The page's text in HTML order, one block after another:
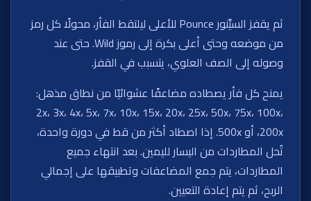
ثم يقفز السيِّنور Pounce للأعلى ليلتقط الفأر، محولًا كل رمز
من موضعه وحتى أعلى بكرة إلى رموز Wild. حتى عند
وصوله إلى الصف العلوي، يتسبب في القفز.
يمنح كل فأر يصطاده مضاعفًا عشوائيًا من نطاق مذهل:
2x، 3x، 4x، 5x، 7x، 10x، 15x، 20x، 25x، 50x، 75x، 100x،
200x، أو 500x. إذا اصطاد أكثر من قط في دورة واحدة،
تُحل المطاردات من اليسار لليمين. بعد انتهاء جميع
المطاردات، يتم جمع المضاعفات وتطبيقها على إجمالي
الربح، ثم يتم إعادة التعيين.